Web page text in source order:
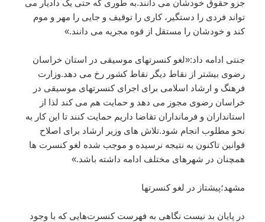
جزو حقوق خودشان می دانند.به طوری که حتی یک دادیار می
تواند فردی را دستگیر، کاری را توقیف و جایی را مهر و موم
کند و خودشان را مستقل از قوه مجریه می دانند.»
جنتی ادامه داد:«لغو کنسرتهای موسیقی در استان خراسان
رضوی بیشتر از نقاط دیگر نقاط کشور رخ می دهد.وزارت
فرهنگ و ارشاد اسلامی برای اجرای کنسرتهای موسیقی در
خراسان رضوی مجوز می دهد و حمایت هم می کند لذا از
استانداران و فرمانداران تقاضا داریم حمایت کنند تا این کار به
نحو مطلوب انجام شود.تلاش های وزیر ارشاد برای اصلاح
قوانین تاکنون به نتیجه نرسیده و موجب شده لغو کنسرت ها
همچنان در شهرهای مختلف ادامه داشته باشد.»
مشهد؛پیشتاز در لغو کنسرتها
در پایان بد نیست نگاهی به فهرست کنسرت‌هایی که با وجود